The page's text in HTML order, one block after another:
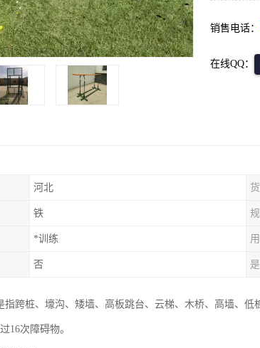
销售电话：
在线QQ：
河北
铁
*训练
否
指跨桩、壕沟、矮墙、高板跳台、云梯、木桥、高墙、
16次障碍物。